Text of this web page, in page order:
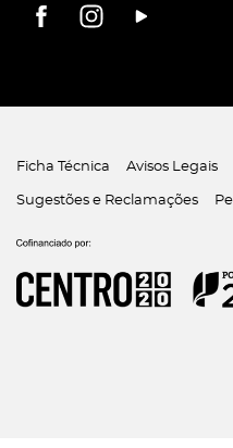
Ficha Técnica Avisos Legais
Sugestões e Reclamações